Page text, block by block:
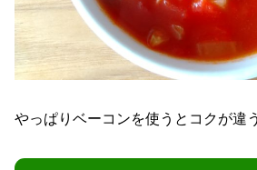
やっぱりベーコンを使うとコクが違